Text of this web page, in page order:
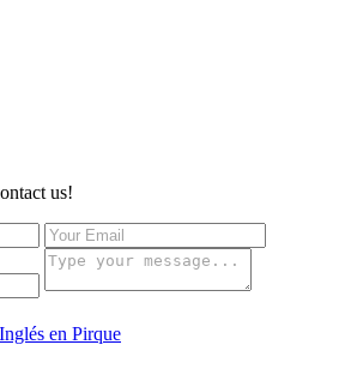
us!
en Pirque